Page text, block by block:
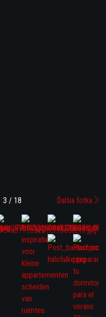
3 / 18 Ďalšia fotka